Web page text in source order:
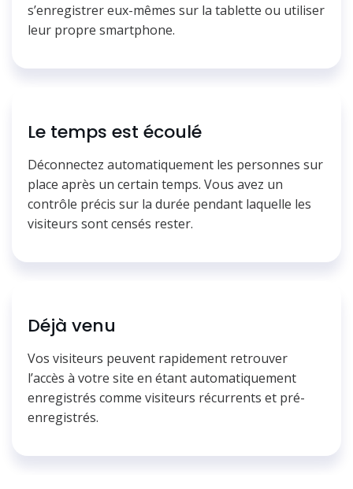
s’enregistrer eux-mêmes sur la tablette ou utiliser
leur propre smartphone.
Le temps est écoulé
Déconnectez automatiquement les personnes sur
place après un certain temps. Vous avez un
contrôle précis sur la durée pendant laquelle les
visiteurs sont censés rester.
Déjà venu
Vos visiteurs peuvent rapidement retrouver
l’accès à votre site en étant automatiquement
enregistrés comme visiteurs récurrents et pré-
enregistrés.